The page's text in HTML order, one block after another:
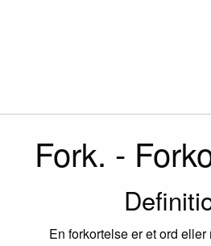
Fork. -
En forkortelse er et ord